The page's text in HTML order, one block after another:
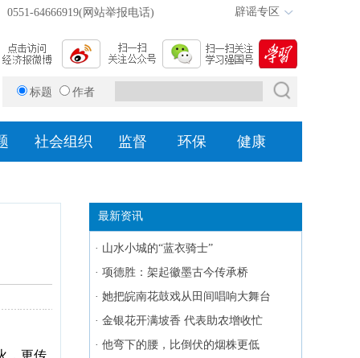
0551-64666919(网站举报电话) 辟谣专区
标题 作者
社会组织 监督 环保 健康
，更传
最新资讯
· 山水小城的“蓝衣骑士”
· 项德胜：架起徽墨古今传承桥
· 她把皖南花鼓戏从田间唱响大舞台
· 金银花开满坡香 代表助农增收忙
· 他弯下的腰，比倒伏的烟株更低